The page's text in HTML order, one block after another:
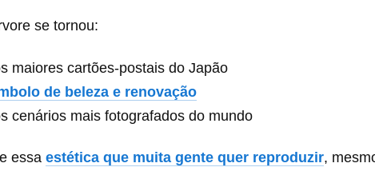
se tornou:
maiores cartões-postais do Japão
de beleza e renovação
cenários mais fotografados do mundo
essa estética que muita gente quer reproduzir,